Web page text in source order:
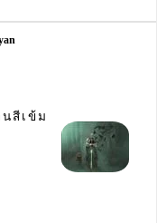
สีเข้ม